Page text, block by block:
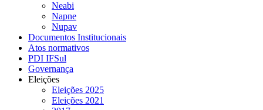
Neabi
Napne
Nupav
Documentos Institucionais
Atos normativos
PDI IFSul
Governança
Eleições
Eleições 2025
Eleições 2021